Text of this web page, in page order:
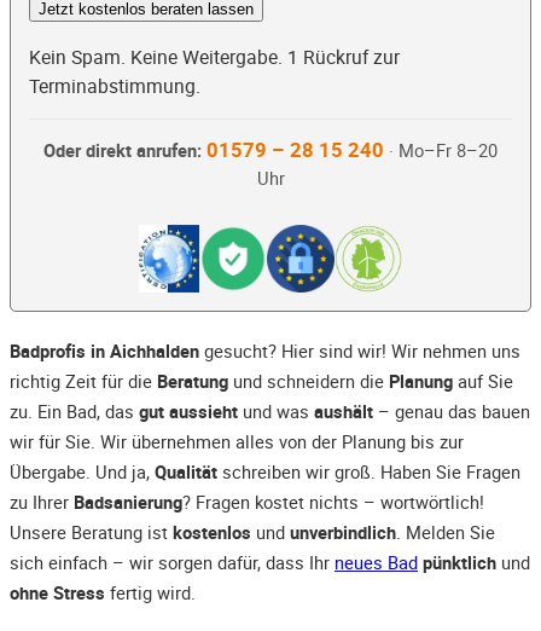
Jetzt kostenlos beraten lassen
Kein Spam. Keine Weitergabe. 1 Rückruf zur
Terminabstimmung.
Oder direkt anrufen: 01579 – 28 15 240 · Mo–Fr 8–20
Uhr
Badprofis in Aichhalden gesucht? Hier sind wir! Wir nehmen uns
richtig Zeit für die Beratung und schneidern die Planung auf Sie
zu. Ein Bad, das gut aussieht und was aushält – genau das bauen
wir für Sie. Wir übernehmen alles von der Planung bis zur
Übergabe. Und ja, Qualität schreiben wir groß. Haben Sie Fragen
zu Ihrer Badsanierung? Fragen kostet nichts – wortwörtlich!
Unsere Beratung ist kostenlos und unverbindlich. Melden Sie
sich einfach – wir sorgen dafür, dass Ihr neues Bad pünktlich und
ohne Stress fertig wird.